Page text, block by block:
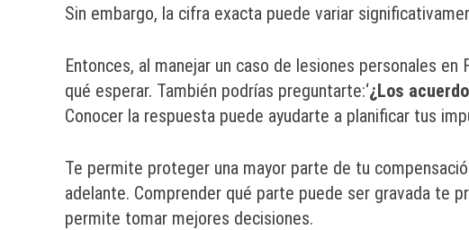
Sin embargo, la cifra exacta puede variar
Entonces, al manejar un caso de lesiones personales
qué esperar. También podrías preguntarte:‘¿Los
Conocer la respuesta puede ayudarte a planificar tus
Te permite proteger una mayor parte de tu
adelante. Comprender qué parte puede ser gravada te
permite tomar mejores decisiones.